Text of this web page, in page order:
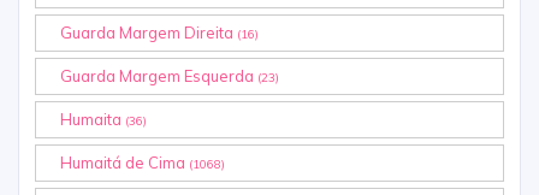
Guarda Margem Direita (16)
Guarda Margem Esquerda (23)
Humaita (36)
Humaitá de Cima (1068)